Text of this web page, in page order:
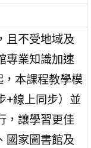
且不受地域及
專業知識加速
本課程教學模
+線上同步）並
，讓學習更佳
國家圖書館及